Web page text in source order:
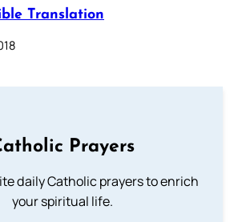
Translation
Prayers
daily Catholic prayers to enrich
your spiritual life.